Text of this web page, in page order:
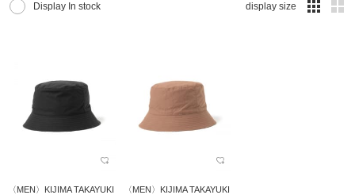
Display In stock display size
〈MEN〉KIJIMA TAKAYUKI
〈MEN〉KIJIMA TAKAYUKI